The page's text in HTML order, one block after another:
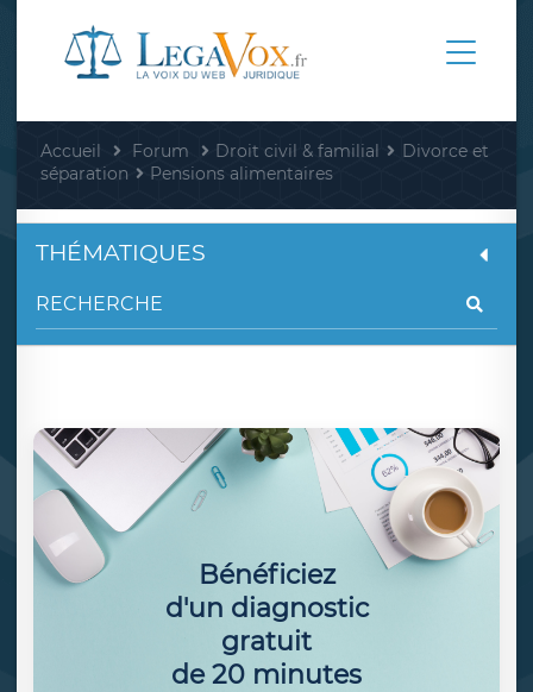
Accueil Forum Droit civil & familial
Divorce et
séparation
Pensions alimentaires
THÉMATIQUES
Bénéficiez
d'un diagnostic
gratuit
de 20 minutes